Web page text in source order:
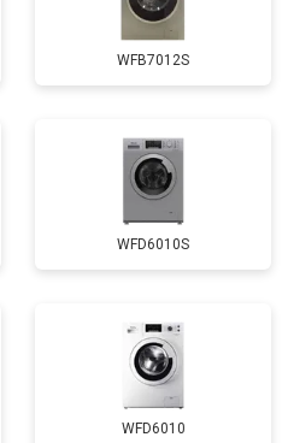
WFB7012S
WFD6010S
WFD6010